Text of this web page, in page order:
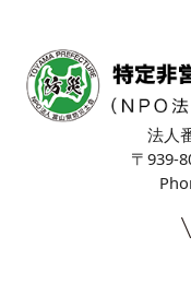
法人
〒939-